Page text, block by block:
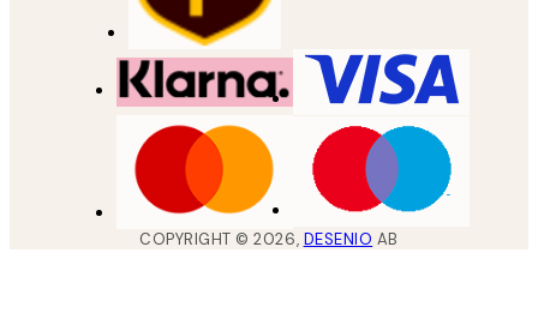
COPYRIGHT ©2026, DESENIO AB